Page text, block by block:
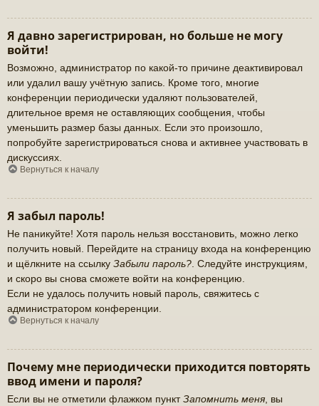
Я давно зарегистрирован, но больше не могу
войти!
Возможно, администратор по какой-то причине деактивировал
или удалил вашу учётную запись. Кроме того, многие
конференции периодически удаляют пользователей,
длительное время не оставляющих сообщения, чтобы
уменьшить размер базы данных. Если это произошло,
попробуйте зарегистрироваться снова и активнее участвовать в
дискуссиях.
Вернуться к началу
Я забыл пароль!
Не паникуйте! Хотя пароль нельзя восстановить, можно легко
получить новый. Перейдите на страницу входа на конференцию
и щёлкните на ссылку Забыли пароль? . Следуйте инструкциям,
и скоро вы снова сможете войти на конференцию.
Если не удалось получить новый пароль, свяжитесь с
администратором конференции.
Вернуться к началу
Почему мне периодически приходится повторять
ввод имени и пароля?
Если вы не отметили флажком пунктЗапомнить меня , вы